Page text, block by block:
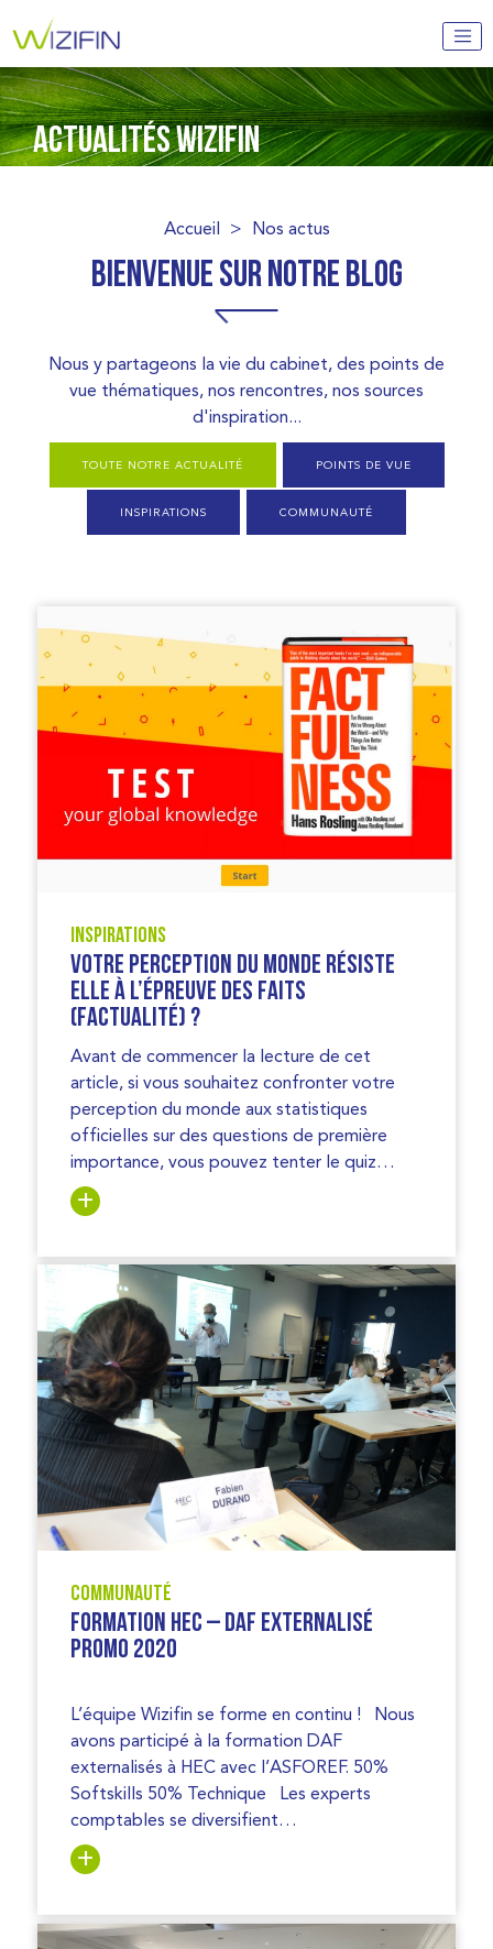
ACTUALITÉS WIZIFIN
Accueil > Nos actus
Bienvenue sur notre blog
Nous y partageons la vie du cabinet, des points de
vue thématiques, nos rencontres, nos sources
d'inspiration...
TOUTE NOTRE ACTUALITÉ POINTS DE VUE
INSPIRATIONS COMMUNAUTÉ
Inspirations
Votre perception du monde résiste
elle à l’épreuve des faits
(Factualité) ?
Avant de commencer la lecture de cet
article, si vous souhaitez confronter votre
perception du monde aux statistiques
officielles sur des questions de première
importance, vous pouvez tenter le quiz…
Communauté
Formation HEC – DAF externalisé
PROMO 2020
L’équipe Wizifin se forme en continu ! Nous
avons participé à la formation DAF
externalisés à HEC avec l’ASFOREF. 50%
Softskills 50% Technique Les experts
comptables se diversifient…